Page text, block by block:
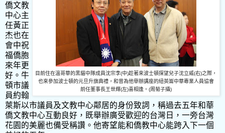
目前住在溫哥華的黑貓中隊成員沈宗李(中)趁著來波士頓探望兒子沈立威(右)之際，
也來參加波士頓的元旦升旗典禮，和曾為他舉辦講座的紐英崙中華專業人員協會
前任董事長王世輝(左)喜相逢。 (周菊子攝)
僑文教
中心主
任黃正
杰也在
會中祝
福僑胞
來年更
好。牛
頓市議
員約翰
萊斯以市議員及文教中心鄰居的身份致詞，稱過去五年和華
僑文教中心互動良好，既舉辦廣受歡迎的台灣日，一旁台灣
花園的美麗也備受稱讚。他寄望能和僑教中心能跨入下一個